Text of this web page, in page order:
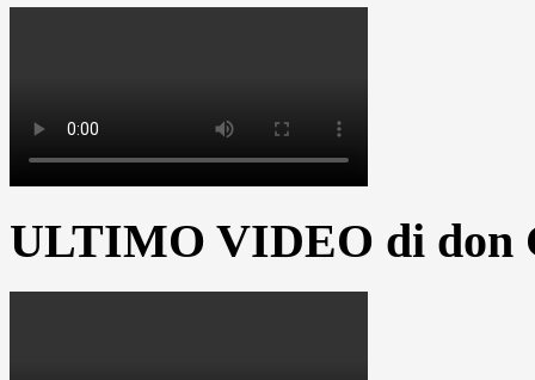
ULTIMO VIDEO di don